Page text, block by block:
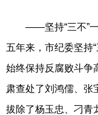
——坚持“三不”一
五年来，市纪委坚持
始终保持反腐败斗争
肃查处了刘鸿儒、张
拔除了杨玉忠、刁青